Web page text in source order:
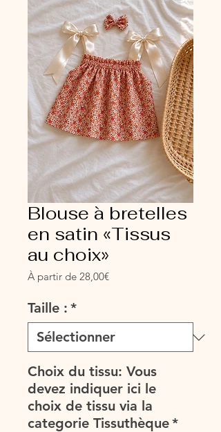
Blouse à bretelles
en satin «Tissus
au choix»
À partir de 28,00€Prix
Taille : *
Choix du tissu: Vous
devez indiquer ici le
choix de tissu via la
categorie Tissuthèque*